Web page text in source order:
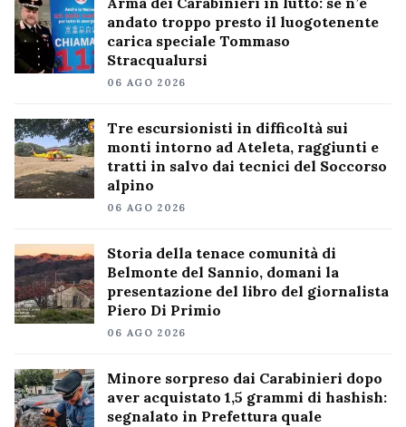
andato troppo presto il luogotenente
carica speciale Tommaso
Stracqualursi
06 AGO 2026
Tre escursionisti in difficoltà sui
monti intorno ad Ateleta, raggiunti e
tratti in salvo dai tecnici del Soccorso
alpino
06 AGO 2026
Storia della tenace comunità di
Belmonte del Sannio, domani la
presentazione del libro del giornalista
Piero Di Primio
06 AGO 2026
Minore sorpreso dai Carabinieri dopo
aver acquistato 1,5 grammi di hashish:
segnalato in Prefettura quale